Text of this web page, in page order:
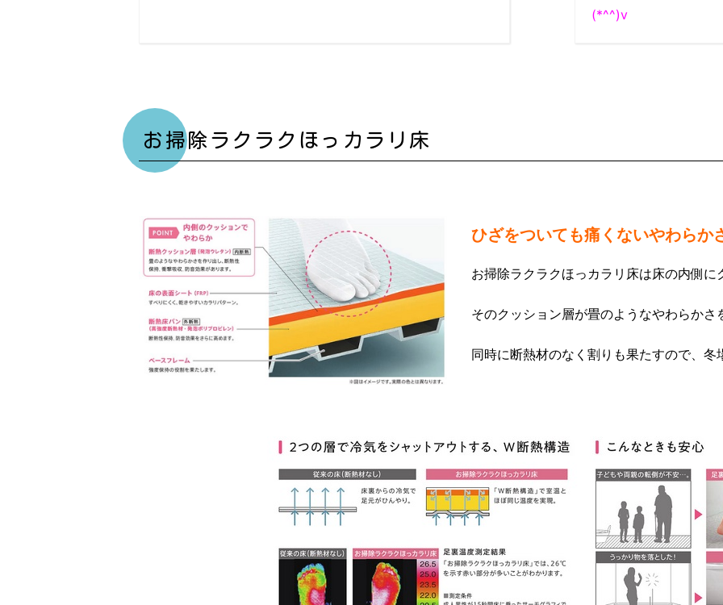
(*^^)v
お掃除ラクラクほっカラリ床
ひざをついても痛くないやわらか
お掃除ラクラクほっカラリ床は床の内側
そのクッション層が畳のようなやわらかさ
同時に断熱材のなく割りも果たすので、